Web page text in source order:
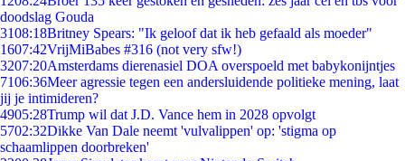
doodslag Gouda
3108:18Britney Spears: "Ik geloof dat ik heb gefaald als moeder"
1607:42VrijMiBabes #316 (not very sfw!)
3207:20Amsterdams dierenasiel DOA overspoeld met babykonijntjes
7106:36Meer agressie tegen een andersluidende politieke mening, laat
jij je intimideren?
4905:28Trump wil dat J.D. Vance hem in 2028 opvolgt
5702:32Dikke Van Dale neemt 'vulvalippen' op: 'stigma op
schaamlippen doorbreken'